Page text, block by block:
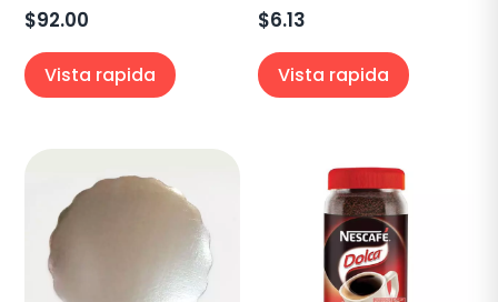
$92.00
Vista rapida
$6.13
Vista rapida